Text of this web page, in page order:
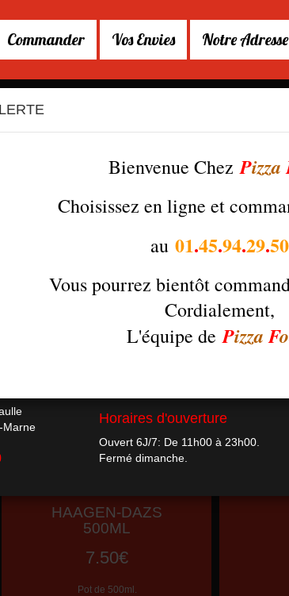
Commander Vos Envies Notre Adresse
ASSIETTES
BURGERS GOURMANDS
BURGERS CLASSIQUES
GLACES
HAAGEN-DAZS
500ML
7.50€
Pot de 500ml.